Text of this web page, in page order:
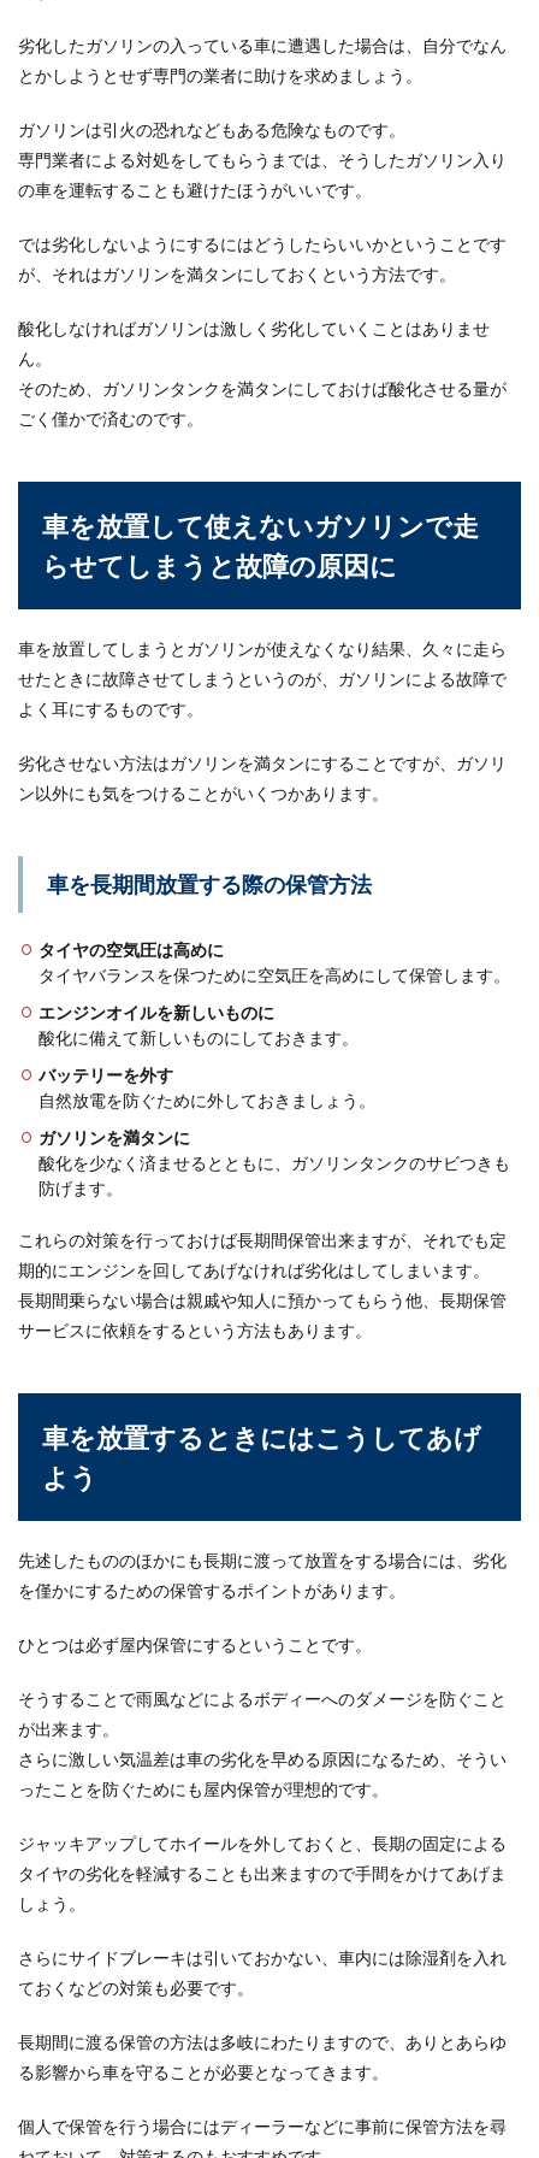
る時の車の必要性について
これから東京での生活をスタートさせる人の中に
いでしょうか...
車のパワーウィンドウの動きが遅い原
トラックの後ろを走る時は信号が見え
運転していると、大型トラックの後ろについてし
まって前方が見えにくいということもあるでしょ
劣化したガソリンの入っている車に遭遇した場合は、自分でなん
とかしようとせず専門の業者に助けを求めましょう。
ガソリンは引火の恐れなどもある危険なものです。
専門業者による対処をしてもらうまでは、そうしたガソリン入り
の車を運転することも避けたほうがいいです。
では劣化しないようにするにはどうしたらいいかということです
が、それはガソリンを満タンにしておくという方法です。
酸化しなければガソリンは激しく劣化していくことはありませ
ん。
そのため、ガソリンタンクを満タンにしておけば酸化させる量が
ごく僅かで済むのです。
車を放置して使えないガソリンで走
らせてしまうと故障の原因に
車を放置してしまうとガソリンが使えなくなり結果、久々に走ら
せたときに故障させてしまうというのが、ガソリンによる故障で
よく耳にするものです。
劣化させない方法はガソリンを満タンにすることですが、ガソリ
ン以外にも気をつけることがいくつかあります。
車を長期間放置する際の保管方法
タイヤの空気圧は高めに
タイヤバランスを保つために空気圧を高めにして保管します。
エンジンオイルを新しいものに
酸化に備えて新しいものにしておきます。
バッテリーを外す
自然放電を防ぐために外しておきましょう。
ガソリンを満タンに
酸化を少なく済ませるとともに、ガソリンタンクのサビつきも
防げます。
これらの対策を行っておけば長期間保管出来ますが、それでも定
期的にエンジンを回してあげなければ劣化はしてしまいます。
長期間乗らない場合は親戚や知人に預かってもらう他、長期保管
サービスに依頼をするという方法もあります。
車を放置するときにはこうしてあげ
よう
先述したもののほかにも長期に渡って放置をする場合には、劣化
を僅かにするための保管するポイントがあります。
ひとつは必ず屋内保管にするということです。
そうすることで雨風などによるボディーへのダメージを防ぐこと
が出来ます。
さらに激しい気温差は車の劣化を早める原因になるため、そうい
ったことを防ぐためにも屋内保管が理想的です。
ジャッキアップしてホイールを外しておくと、長期の固定による
タイヤの劣化を軽減することも出来ますので手間をかけてあげま
しょう。
さらにサイドブレーキは引いておかない、車内には除湿剤を入れ
ておくなどの対策も必要です。
長期間に渡る保管の方法は多岐にわたりますので、ありとあらゆ
る影響から車を守ることが必要となってきます。
個人で保管を行う場合にはディーラーなどに事前に保管方法を尋